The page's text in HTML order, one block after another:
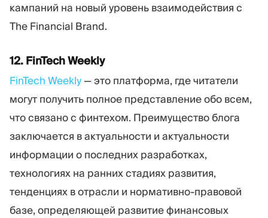
кампаний на новый уровень взаимодействия с
The Financial Brand.
12. FinTech Weekly
FinTech Weekly — это платформа, где читатели
могут получить полное представление обо всем,
что связано с финтехом. Преимущество блога
заключается в актуальности и актуальности
информации о последних разработках,
технологиях на ранних стадиях развития,
тенденциях в отрасли и нормативно-правовой
базе, определяющей развитие финансовых